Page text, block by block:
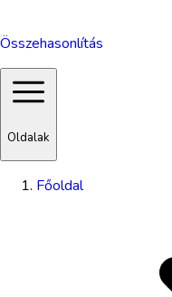
Összehasonlítás
Oldalak
Főoldal